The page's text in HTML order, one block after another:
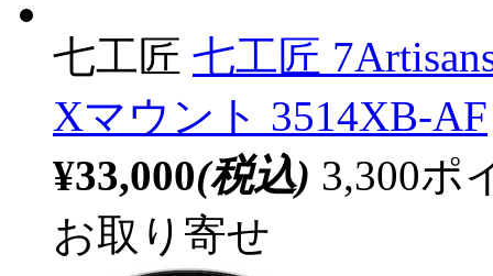
七工匠 七工匠
Xマウント 3514XB-AF
¥33,000(税込) 3,300ポ
お取り寄せ